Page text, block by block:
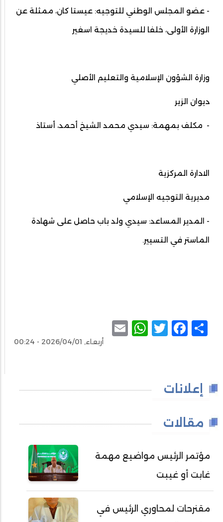
- عضو المجلس الوطني للتوجيه: عيستا كان، ممثلة عن
الوزارة الأولى، خلفا للسيدة خديجة اسغير
وزارة الشؤون الإسلامية والتعليم الأصلي
ديوان الزير
- مكلف بمهمة: سيدي محمد الشيخ أحمد، أستاذ
الادارة المركزية
مديرية التوجيه الإسلامي
- المدير المساعد: سيدي ولد باب حاصل على شهادة
الماستر في التسيير.
Share
Facebook
Twitter
WhatsApp
أربعاء, 2026/04/01 - 00:24
إعلانات
مقالات
مؤتمر الرئيس مواضيع مهمة
غابت أو غيبت
مقنرحات لمحاوري الرئيس في